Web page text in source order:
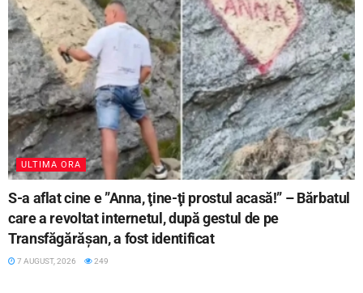
ULTIMA ORA
S-a aflat cine e ”Anna, ţine-ţi prostul acasă!” – Bărbatul
care a revoltat internetul, după gestul de pe
Transfăgărășan, a fost identificat
7 AUGUST, 2026 249